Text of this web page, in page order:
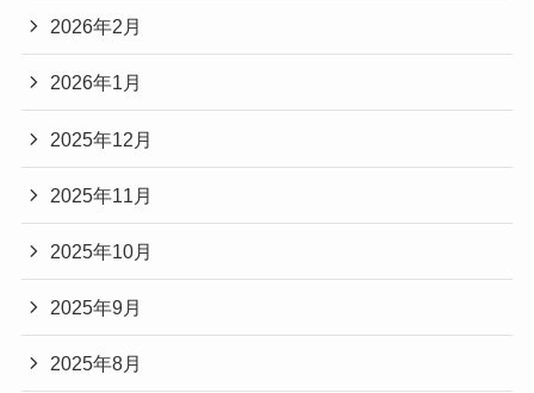
2026年2月
2026年1月
2025年12月
2025年11月
2025年10月
2025年9月
2025年8月